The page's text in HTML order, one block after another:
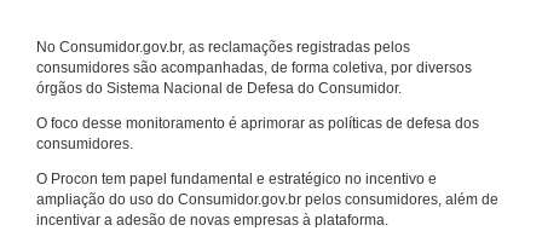
No Consumidor.gov.br, as reclamações registradas pelos
consumidores são acompanhadas, de forma coletiva, por diversos
órgãos do Sistema Nacional de Defesa do Consumidor.
O foco desse monitoramento é aprimorar as políticas de defesa dos
consumidores.
O Procon tem papel fundamental e estratégico no incentivo e
ampliação do uso do Consumidor.gov.br pelos consumidores, além de
incentivar a adesão de novas empresas à plataforma.